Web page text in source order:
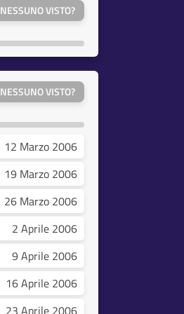
NESSUNO VISTO?
NESSUNO VISTO?
12 Marzo 2006
19 Marzo 2006
26 Marzo 2006
2 Aprile 2006
9 Aprile 2006
16 Aprile 2006
23 Aprile 2006